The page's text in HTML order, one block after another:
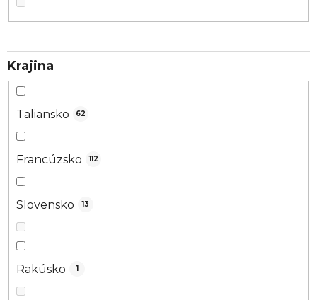
Krajina
Taliansko 62
Francúzsko 112
Slovensko 13
Rakúsko 1